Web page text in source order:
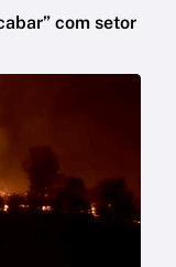
com setor